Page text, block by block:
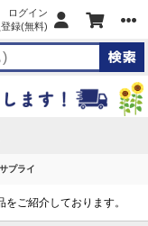
ログイン
録(無料)
プライ
ご紹介しております。